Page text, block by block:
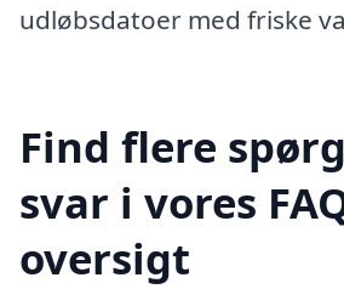
udløbsdatoer med friske
Find flere
svar i vores
oversigt